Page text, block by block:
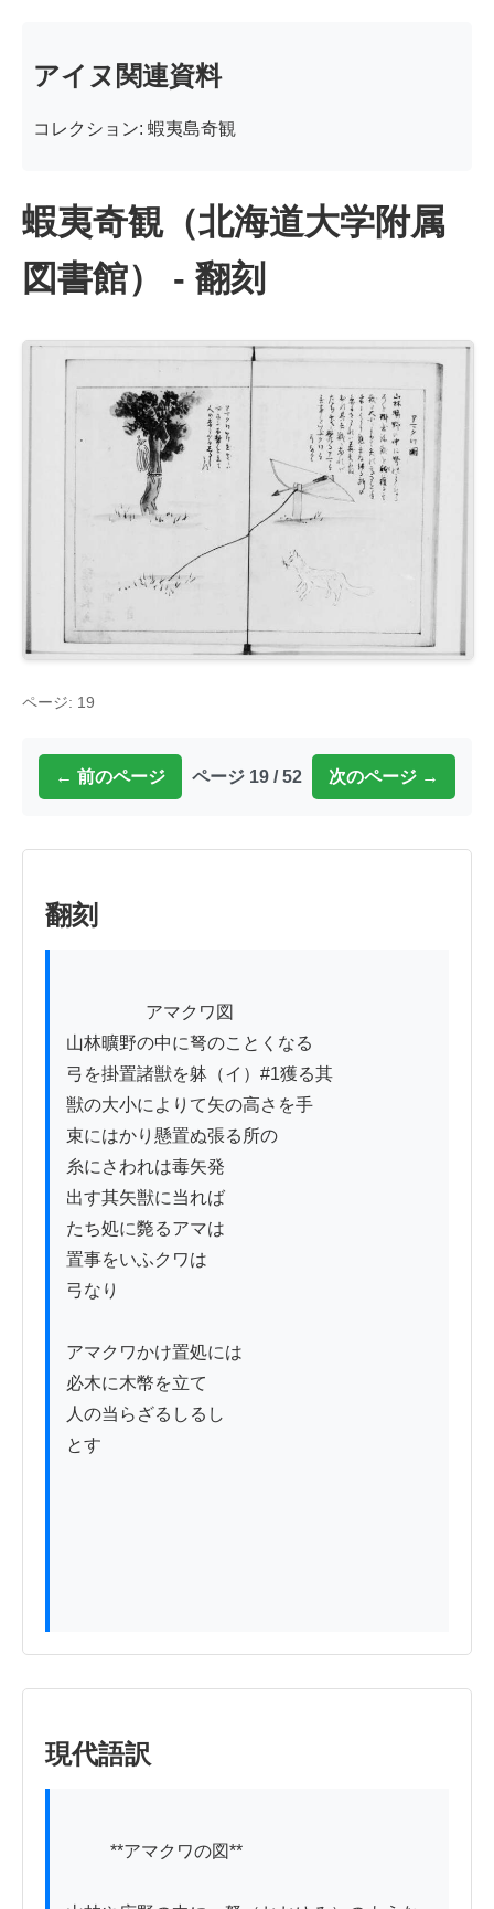
アイヌ関連資料
コレクション: 蝦夷島奇観
蝦夷奇観（北海道大学附属
図書館） - 翻刻
ページ: 19
← 前のページ ページ 19 / 52 次のページ →
翻刻
山林曠野の中に弩のことくなる
弓を掛置諸獣を躰（イ）#1獲る其
獣の大小によりて矢の高さを手
束にはかり懸置ぬ張る所の
糸にさわれは毒矢発
出す其矢獣に当れば
たち処に斃るアマは
置事をいふクワは
弓なり
アマクワかけ置処には
必木に木幣を立て
人の当らざるしるし
とす
現代語訳